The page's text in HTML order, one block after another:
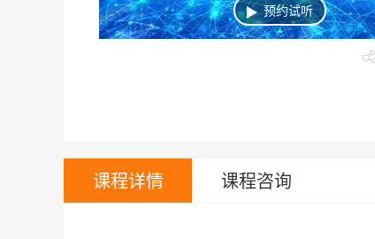
预约试听
课程详情 课程咨询
中南22楼
中南35楼 华